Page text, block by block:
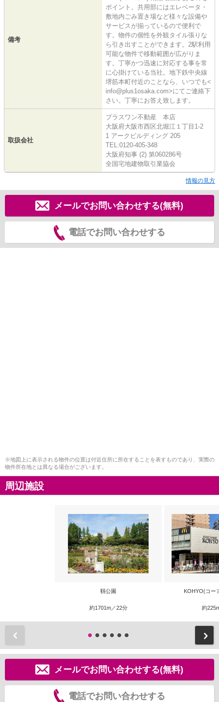
備考
ポイント。共用部にはエレベータ・
敷地内ごみ置き場など様々な設備や
サービスが揃っているので便利で
す。物件の個性を外観タイル張りな
ら引き出すことができます。2駅利用
可能な物件で移動範囲が広がりま
す。丁寧かつ迅速に対応する事を常
に心掛けている当社。地下鉄中央線
堺筋本町付近のことなら、いつでも<
info@plus1osaka.com>にてご連絡下
さい。丁寧にお答え致します。
取扱会社
プラスワン不動産 本店
大阪府大阪市西区北堀江１丁目1-2
1 アークビルディング 205
TEL:0120-405-348
大阪府知事 (2) 第060286号
全国宅地建物取引業協会
情報の見方
メールでお問い合わせする(無料)
電話でお問い合わせする
※地図上に表示される物件の位置は付近住所に所在することを表すものであり、実際の
物件所在地とは異なる場合がございます。
周辺施設
靱公園
約1701m／22分
KOHYO(コー
約
メールでお問い合わせする(無料)
電話でお問い合わせする